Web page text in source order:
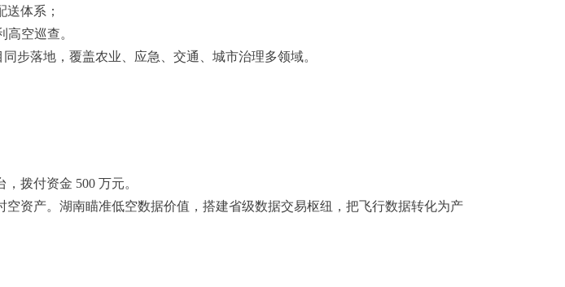
体系；
空巡查。
步落地，覆盖农业、应急、交通、城市治理多领域。
拨付资金 500 万元。
资产。湖南瞄准低空数据价值，搭建省级数据交易枢纽，把飞行数据转化为产